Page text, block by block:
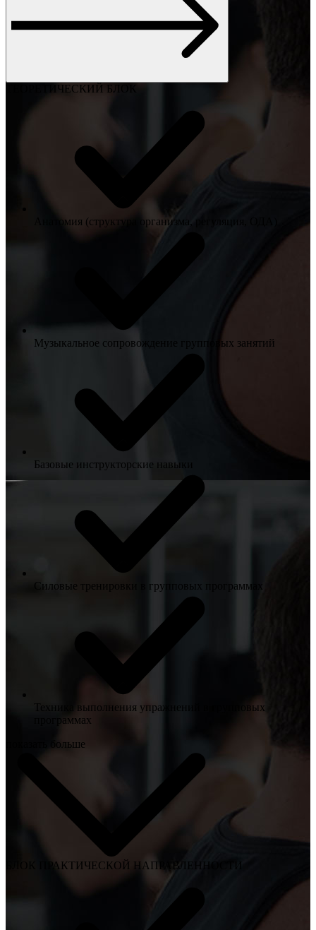
ТЕОРЕТИЧЕСКИЙ БЛОК
Анатомия (структура организма, регуляция, ОДА)
Музыкальное сопровождение групповых занятий
Базовые инструкторские навыки
Силовые тренировки в групповых программах
Техника выполнения упражнений в групповых
программах
показать больше
БЛОК ПРАКТИЧЕСКОЙ НАПРАВЛЕННОСТИ